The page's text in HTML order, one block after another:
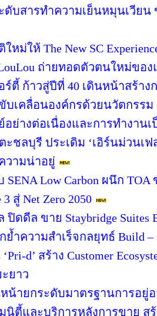
ดับสารทำความเย็นหมุนเวียน
ใหม่ให้ The New SC
ถ่ายทอดตัวตนใหม่ขอ
ร์ตี้ ก้าวสู่ปีที่ 40 เดินหน้าสร้า
บเคลื่อนองค์กรด้วยนวัตกรร
ย่างต่อเนื่องและการทำงาน
ะชลบุรี ประเดิม ‘เอิร์นม่วนเฟ
วามน่าอยู่
SENA Low Carbon ผนึก TOA
สู่ Net Zero 2050
ปิดดีล ขาย Staybridge Suites
ำความสำเร็จกลยุทธ์ Build –
d’ สร้าง Customer
ยาว
น้ายกระดับมาตรฐานการอยู่อ
ตี้และบริการหลังการขาย สร้